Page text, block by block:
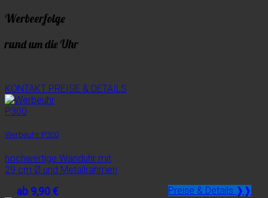
Werbeerfolge
rund um die Uhr
KONTAKT PREISE & DETAILS
Werbeuhr P300
hochwertige Wanduhr mit
29 cm Ø und Metallrahmen
ab 9,90 € Preise & Details ❱❱